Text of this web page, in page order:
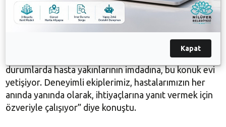
olduğunu ifade eden Başkan Erdem, “Ne yazık ki bu
hastalık, özellikle hasta yakınlarına çok zor bir süreç
yaşatıyor. Bir Alzheimer hastanız varsa, onu evde
ilgilenmeniz pek mümkün değildir. İşte böyle
durumlarda hasta yakınlarının imdadına, bu konuk evi
yetişiyor. Deneyimli ekiplerimiz, hastalarımızın her
anında yanında olarak, ihtiyaçlarına yanıt vermek için
özveriyle çalışıyor” diye konuştu.
Kapat